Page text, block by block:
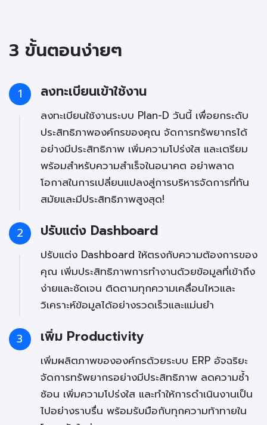
3 ขั้นตอนง่ายๆ
1 ลงทะเบียนเข้าใช้งาน
ลงทะเบียนใช้งานระบบ Plan-D วันนี้ เพื่อยกระดับ
ประสิทธิภาพองค์กรของคุณ จัดการทรัพยากรได้
อย่างมีประสิทธิภาพ เพิ่มความโปร่งใส และเตรียม
พร้อมสำหรับความสำเร็จในอนาคต อย่าพลาด
โอกาสในการเปลี่ยนแปลงสู่การบริหารจัดการที่ทัน
สมัยและมีประสิทธิภาพสูงสุด!
2 ปรับแต่ง Dashboard
ปรับแต่ง Dashboard ให้ตรงกับความต้องการของ
คุณ เพิ่มประสิทธิภาพการทำงานด้วยข้อมูลที่เข้าถึง
ง่ายและชัดเจน ติดตามทุกความเคลื่อนไหวและ
วิเคราะห์ข้อมูลได้อย่างรวดเร็วและแม่นยำ
3 เพิ่ม Productivity
เพิ่มผลิตภาพขององค์กรด้วยระบบ ERP อัจฉริยะ
จัดการทรัพยากรอย่างมีประสิทธิภาพ ลดความซ้ำ
ซ้อน เพิ่มความโปร่งใส และทำให้การดำเนินงานเป็น
ไปอย่างราบรื่น พร้อมรับมือกับทุกความท้าทายใน